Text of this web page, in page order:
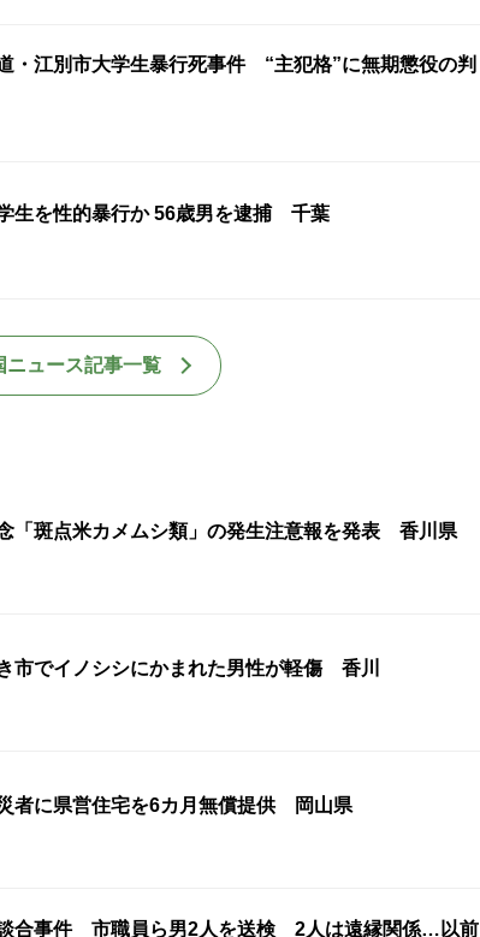
・江別市大学生暴行死事件 “主犯格”に無期懲役の判
生を性的暴行か 56歳男を逮捕 千葉
ニュース記事一覧
「斑点米カメムシ類」の発生注意報を発表 香川県
市でイノシシにかまれた男性が軽傷 香川
者に県営住宅を6カ月無償提供 岡山県
合事件 市職員ら男2人を送検 2人は遠縁関係…以前